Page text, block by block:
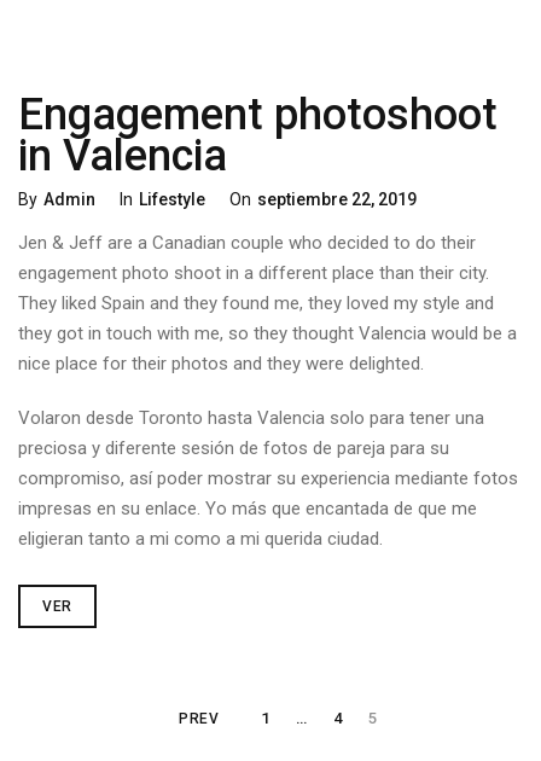
Engagement photoshoot
in Valencia
By Admin In Lifestyle On Septiembre 22, 2019
Jen & Jeff are a Canadian couple who decided to do their
engagement photo shoot in a different place than their city.
They liked Spain and they found me, they loved my style and
they got in touch with me, so they thought Valencia would be a
nice place for their photos and they were delighted.
Volaron desde Toronto hasta Valencia solo para tener una
preciosa y diferente sesión de fotos de pareja para su
compromiso, así poder mostrar su experiencia mediante fotos
impresas en su enlace. Yo más que encantada de que me
eligieran tanto a mi como a mi querida ciudad.
VER
PREV 1 4 5